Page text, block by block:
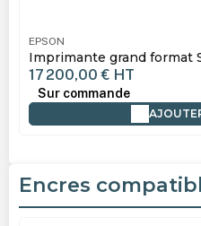
EPSON
17 200,00 € HT
Sur commande
Encres